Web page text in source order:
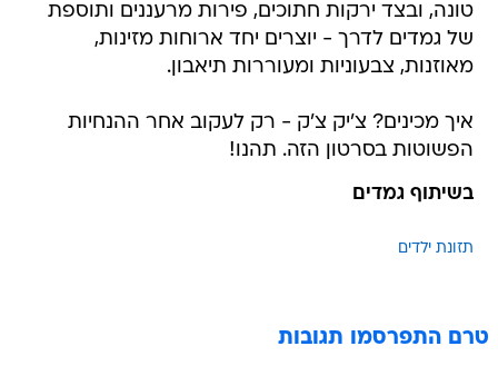
טונה, ובצד ירקות חתוכים, פירות מרעננים ותוספת
של גמדים לדרך - יוצרים יחד ארוחות מזינות,
מאוזנות, צבעוניות ומעוררות תיאבון.
איך מכינים? צ'יק צ'ק - רק לעקוב אחר ההנחיות
הפשוטות בסרטון הזה. תהנו!
בשיתוף גמדים
תזונת ילדים
טרם התפרסמו תגובות